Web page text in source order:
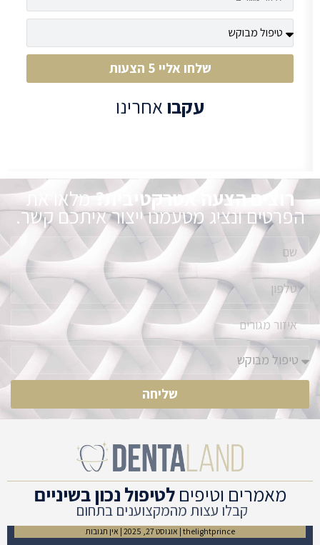
שלחו אליי 5 הצעות
עקבואחרינו
רוצים הצעה אטרקטיבית?מלאו את
הפרטים ונציג מטעמנו ייצור איתכם קשר.
שליחה
מאמרים וטיפים לטיפול נכון בשיניים
קבלו עצות מהמקצוענים בתחום
thelightprince אוגוסט 27, 2025 אין תגובות